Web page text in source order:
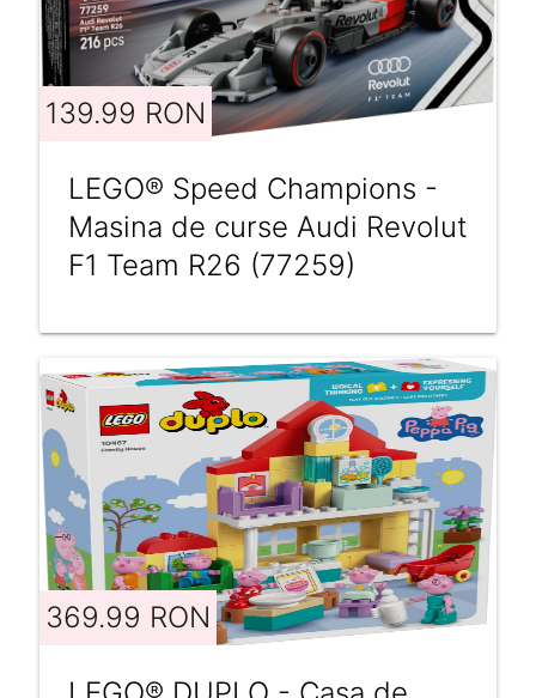
139.99 RON
LEGO® Speed Champions -
Masina de curse Audi Revolut
F1 Team R26 (77259)
369.99 RON